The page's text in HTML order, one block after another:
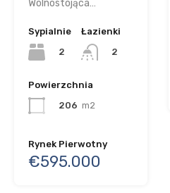
Wolnostojąca…
Sypialnie
2
Łazienki
2
Powierzchnia
206 m2
Rynek Pierwotny
€595.000